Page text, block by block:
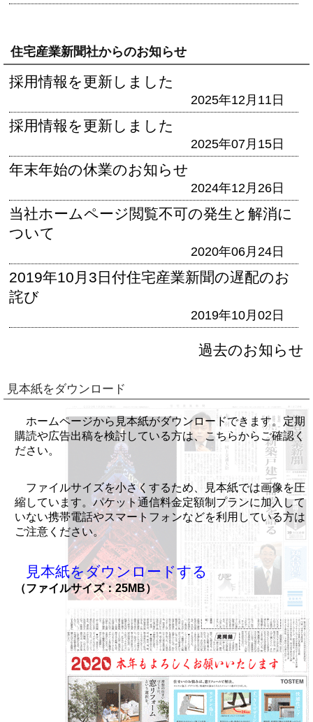
住宅産業新聞社からのお知らせ
採用情報を更新しました
2025年12月11日
採用情報を更新しました
2025年07月15日
年末年始の休業のお知らせ
2024年12月26日
当社ホームページ閲覧不可の発生と解消に
ついて
2020年06月24日
2019年10月3日付住宅産業新聞の遅配のお
詫び
2019年10月02日
過去のお知らせ
見本紙をダウンロード
ホームページから見本紙がダウンロードできます。定期
購読や広告出稿を検討している方は、こちらからご確認く
ださい。
ファイルサイズを小さくするため、見本紙では画像を圧
縮しています。パケット通信料金定額制プランに加入して
いない携帯電話やスマートフォンなどを利用している方は
ご注意ください。
見本紙をダウンロードする
（ファイルサイズ：25MB）